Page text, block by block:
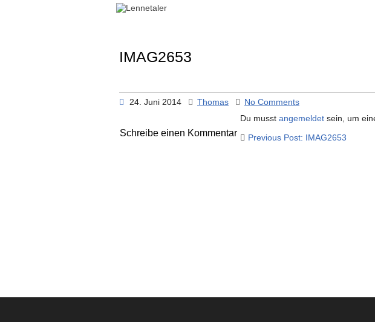
IMAG2653
24. Juni 2014 Thomas No Comments
Schreibe einen Kommentar
Du musst angemeldet sein, um
Beitragsnavigation Previous Post: IMAG2653